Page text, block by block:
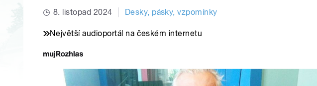
8. listopad 2024 Desky, pásky, vzpomínky
Největší audioportál na českém internetu